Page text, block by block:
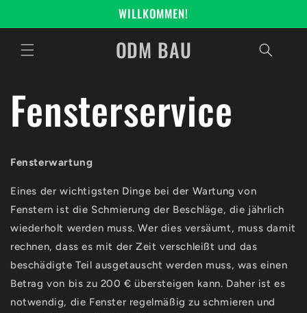
Inhalt
WILLKOMMEN!
ODM BAU
Fensterservice
Fensterwartung
Eines der wichtigsten Dinge bei der Wartung von
Fenstern ist die Schmierung der Beschläge, die jährlich
wiederholt werden muss. Wer dies versäumt, muss damit
rechnen, dass es mit der Zeit verschleißt und das
beschädigte Teil ausgetauscht werden muss, was einen
Betrag von bis zu 200 € übersteigen kann. Daher ist es
notwendig, die Fenster regelmäßig zu schmieren und